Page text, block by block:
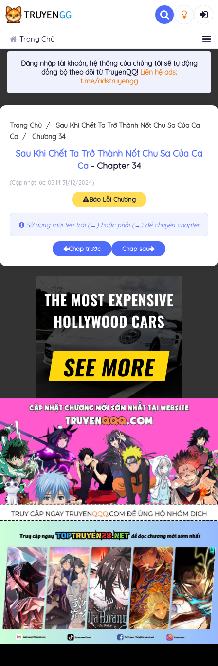
Trang Chủ
Đăng nhập tài khoản, hệ thống của chúng tôi sẽ tự động
đồng bộ theo dõi từ TruyenQQ! Liên hệ ads:
t.me/adstruyengg
Trang Chủ
Sau Khi Chết Ta Trở Thành Nốt Chu Sa Của Ca
Ca
Chương 34
Sau Khi Chết Ta Trở Thành Nốt Chu Sa Của Ca
Ca- Chapter 34
(Cập nhật lúc: 05:14 31/12/2024)
Báo Lỗi Chương
Sử dụng mũi tên trái (←) hoặc phải (→) để chuyển chapter
Chap trước Chap sau